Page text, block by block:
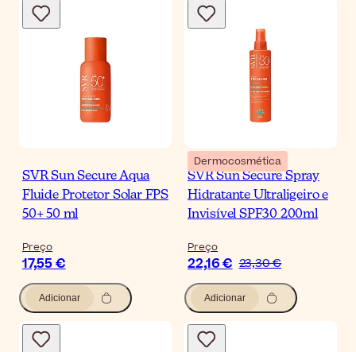
SVR Sun Secure Aqua
Fluide Protetor Solar FPS
50+ 50 ml
Preço
17,55 €
Adicionar
Dermocosmética
SVR Sun Secure Spray
Hidratante Ultraligeiro e
Invisível SPF30 200ml
Preço
22,16 € 23,30 €
Adicionar